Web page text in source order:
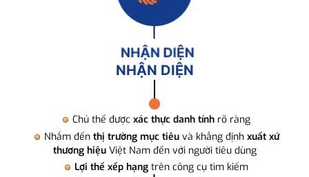
NHẬN DIỆN
Chủ thể được xác thực danh tính rõ ràng
Nhắm đến thị trường mục tiêuvà khẳng định xuất xứ
thương hiệuViệt Nam đến với người tiêu dùng
Lợi thế xếp hạng trên công cụ tìm kiếm